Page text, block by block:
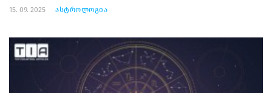
15. 09. 2025 ასტროლოგია